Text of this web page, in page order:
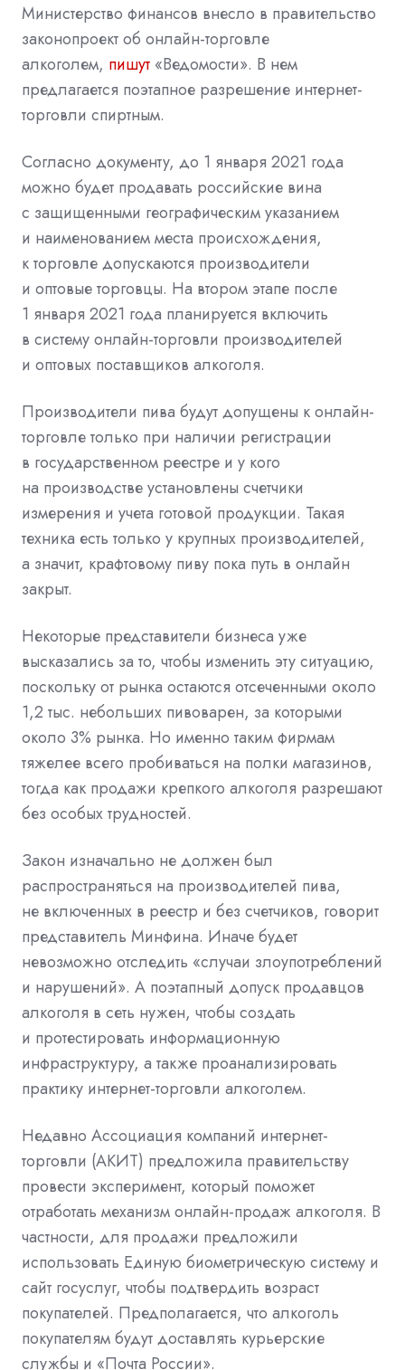
Министерство финансов внесло в правительство
законопроект об онлайн-торговле
алкоголем, пишут «Ведомости». В нем
предлагается поэтапное разрешение интернет-
торговли спиртным.
Согласно документу, до 1 января 2021 года
можно будет продавать российские вина
с защищенными географическим указанием
и наименованием места происхождения,
к торговле допускаются производители
и оптовые торговцы. На втором этапе после
1 января 2021 года планируется включить
в систему онлайн-торговли производителей
и оптовых поставщиков алкоголя.
Производители пива будут допущены к онлайн-
торговле только при наличии регистрации
в государственном реестре и у кого
на производстве установлены счетчики
измерения и учета готовой продукции. Такая
техника есть только у крупных производителей,
а значит, крафтовому пиву пока путь в онлайн
закрыт.
Некоторые представители бизнеса уже
высказались за то, чтобы изменить эту ситуацию,
поскольку от рынка остаются отсеченными около
1,2 тыс. небольших пивоварен, за которыми
около 3% рынка. Но именно таким фирмам
тяжелее всего пробиваться на полки магазинов,
тогда как продажи крепкого алкоголя разрешают
без особых трудностей.
Закон изначально не должен был
распространяться на производителей пива,
не включенных в реестр и без счетчиков, говорит
представитель Минфина. Иначе будет
невозможно отследить «случаи злоупотреблений
и нарушений». А поэтапный допуск продавцов
алкоголя в сеть нужен, чтобы создать
и протестировать информационную
инфраструктуру, а также проанализировать
практику интернет-торговли алкоголем.
Недавно Ассоциация компаний интернет-
торговли (АКИТ) предложила правительству
провести эксперимент, который поможет
отработать механизм онлайн-продаж алкоголя. В
частности, для продажи предложили
использовать Единую биометрическую систему и
сайт госуслуг, чтобы подтвердить возраст
покупателей. Предполагается, что алкоголь
покупателям будут доставлять курьерские
службы и «Почта России».